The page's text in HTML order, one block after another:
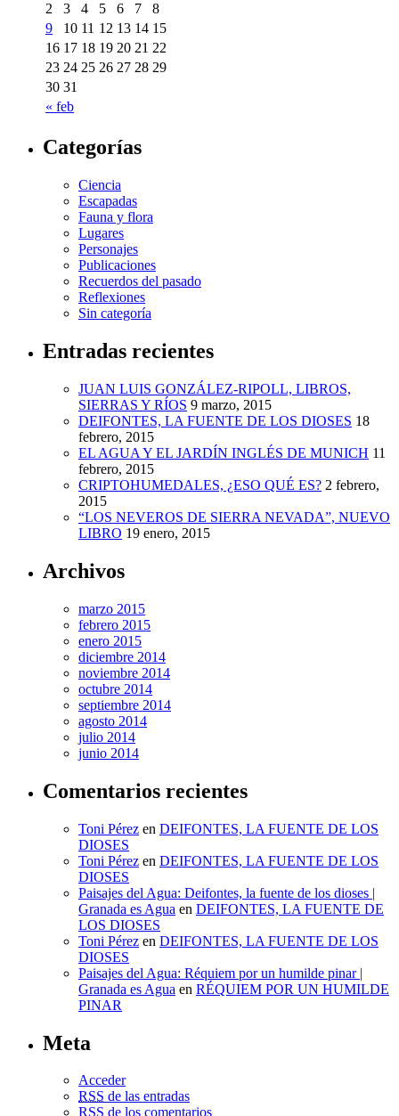
« feb
2 3 4 5 6 7
8
9
10 11 12 13 14 15
16 17 18 19 20 21 22
23 24 25 26 27 28 29
30 31
Categorías
Ciencia
Escapadas
Fauna y flora
Lugares
Personajes
Publicaciones
Recuerdos del pasado
Reflexiones
Sin categoría
Entradas recientes
JUAN LUIS GONZÁLEZ-RIPOLL, LIBROS,
SIERRAS Y RÍOS 9 marzo, 2015
DEIFONTES, LA FUENTE DE LOS DIOSES 18
febrero, 2015
EL AGUA Y EL JARDÍN INGLÉS DE MUNICH 11
febrero, 2015
CRIPTOHUMEDALES, ¿ESO QUÉ ES? 2 febrero,
2015
“LOS NEVEROS DE SIERRA NEVADA”, NUEVO
LIBRO 19 enero, 2015
Archivos
marzo 2015
febrero 2015
enero 2015
diciembre 2014
noviembre 2014
octubre 2014
septiembre 2014
agosto 2014
julio 2014
junio 2014
Comentarios recientes
Toni Pérez en DEIFONTES, LA FUENTE DE LOS
DIOSES
Toni Pérez en DEIFONTES, LA FUENTE DE LOS
DIOSES
Paisajes del Agua: Deifontes, la fuente de los dioses |
Granada es Agua en DEIFONTES, LA FUENTE DE
LOS DIOSES
Toni Pérez en DEIFONTES, LA FUENTE DE LOS
DIOSES
Paisajes del Agua: Réquiem por un humilde pinar |
Granada es Agua en RÉQUIEM POR UN HUMILDE
PINAR
Meta
Acceder
RSS de las entradas
RSS de los comentarios